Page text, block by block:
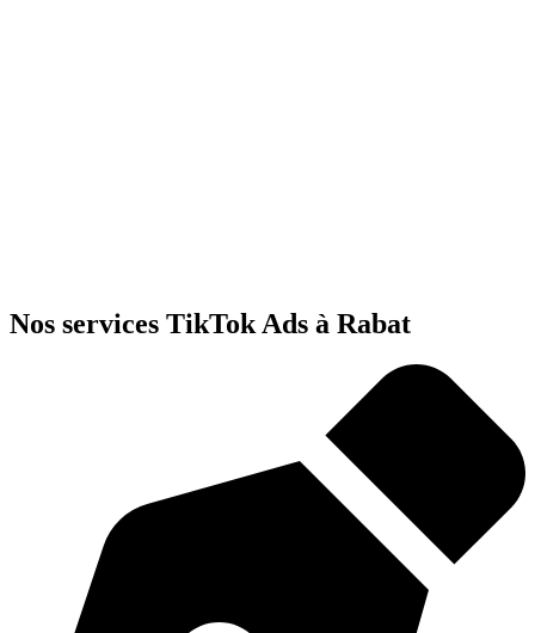
Nos services TikTok Ads à Rabat